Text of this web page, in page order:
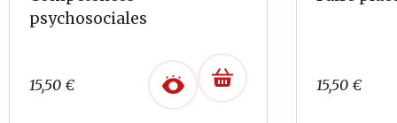
psychosociales
15,50 € 15,50 €